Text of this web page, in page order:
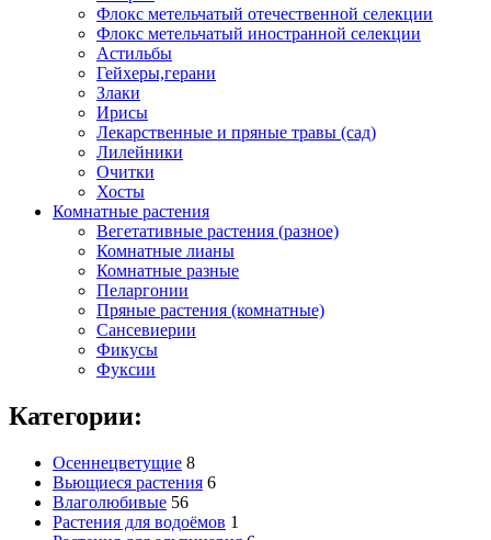
Флокс метельчатый отечественной селекции
Флокс метельчатый иностранной селекции
Астильбы
Гейхеры,герани
Злаки
Ирисы
Лекарственные и пряные травы (сад)
Лилейники
Очитки
Хосты
Комнатные растения
Вегетативные растения (разное)
Комнатные лианы
Комнатные разные
Пеларгонии
Пряные растения (комнатные)
Сансевиерии
Фикусы
Фуксии
Категории:
Осеннецветущие 8
Вьющиеся растения 6
Влаголюбивые 56
Растения для водоёмов 1